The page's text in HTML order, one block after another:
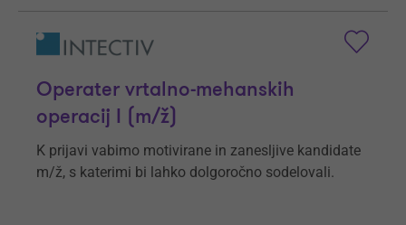
Operater vrtalno-mehanskih
operacij I (m/ž)
K prijavi vabimo motivirane in zanesljive kandidate
m/ž, s katerimi bi lahko dolgoročno sodelovali.